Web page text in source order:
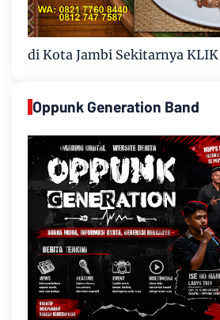
di Kota Jambi Sekitarnya
Oppunk Generation Band